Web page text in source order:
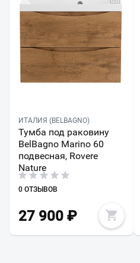
ИТАЛИЯ (BELBAGNO)
Тумба под раковину
BelBagno Marino 60
подвесная, Rovere
Nature
0 ОТЗЫВОВ
27 900 ₽